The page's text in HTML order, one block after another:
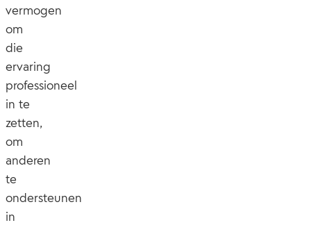
vermogen
om
die
ervaring
professioneel
in te
zetten,
om
anderen
te
ondersteunen
in